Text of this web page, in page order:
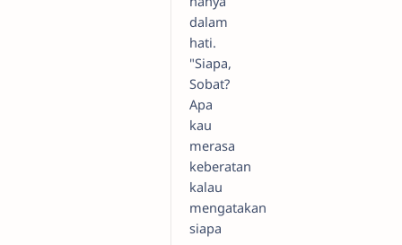
dalam
hati.
"Siapa,
Sobat?
Apa
kau
merasa
keberatan
kalau
mengatakan
siapa